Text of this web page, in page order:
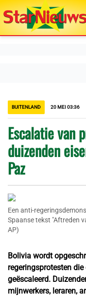
BUITENLAND 20 MEI 03:36
Escalatie van
duizenden
Paz
Een anti-
Spaanse tekst "Aftreden
AP)
Bolivia wordt
regeringsprotesten
geëscaleerd.
mijnwerkers, leraren,